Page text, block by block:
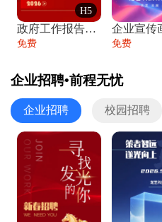
H5
政府工作报告政府年终工作总结
免费 免费
企业招聘•前程无忧
企业招聘 校园招聘